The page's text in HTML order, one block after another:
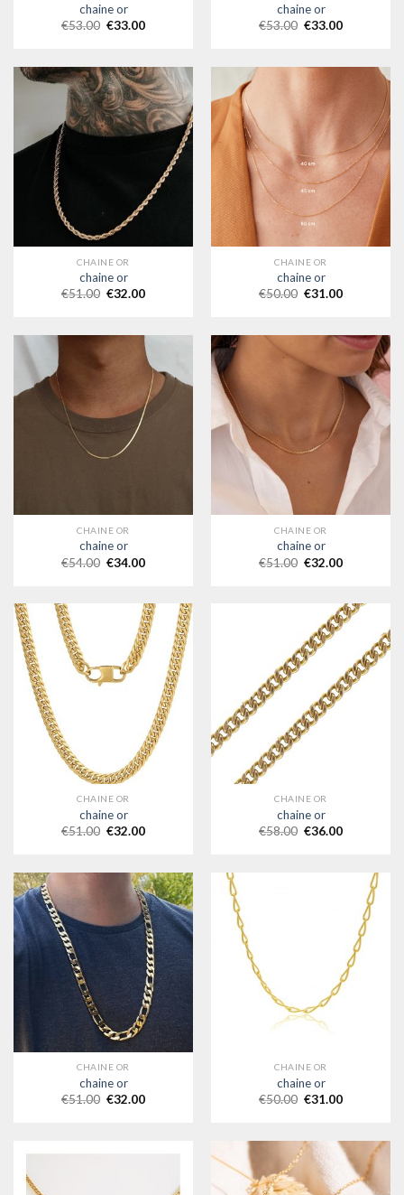
chaine or
€53.00 €33.00
chaine or
€53.00 €33.00
CHAINE OR
chaine or
€51.00 €32.00
CHAINE OR
chaine or
€50.00 €31.00
CHAINE OR
chaine or
€54.00 €34.00
CHAINE OR
chaine or
€51.00 €32.00
CHAINE OR
chaine or
€51.00 €32.00
CHAINE OR
chaine or
€58.00 €36.00
CHAINE OR
chaine or
€51.00 €32.00
CHAINE OR
chaine or
€50.00 €31.00